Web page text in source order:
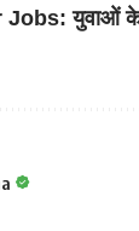
युवाओं के